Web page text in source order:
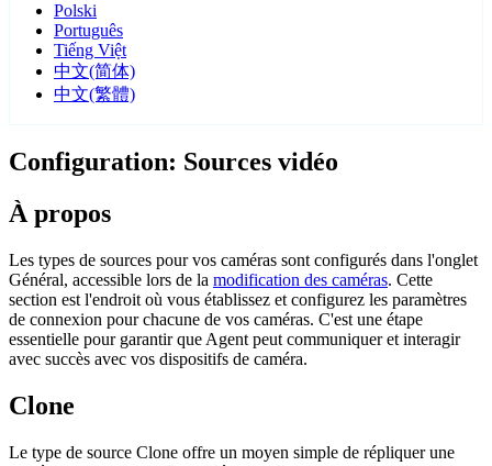
Polski
Português
Tiếng Việt
中文(简体)
中文(繁體)
Configuration: Sources vidéo
À propos
Les types de sources pour vos caméras sont configurés dans l'onglet
Général, accessible lors de la modification des caméras. Cette
section est l'endroit où vous établissez et configurez les paramètres
de connexion pour chacune de vos caméras. C'est une étape
essentielle pour garantir que Agent peut communiquer et interagir
avec succès avec vos dispositifs de caméra.
Clone
Le type de source Clone offre un moyen simple de répliquer une